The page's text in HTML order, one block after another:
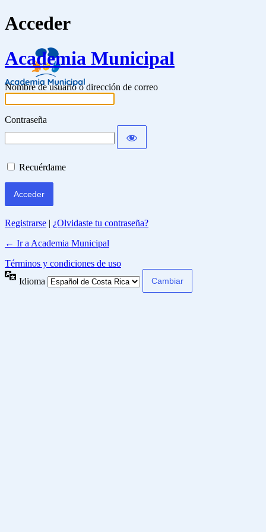
Acceder
Academia Municipal
Nombre de usuario o dirección de correo
Contraseña
Recuérdame
Registrarse | ¿Olvidaste tu contraseña?
← Ir a Academia Municipal
Términos y condiciones de uso
Idioma